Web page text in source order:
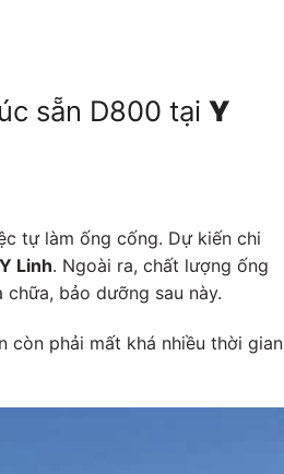
sẵn D800 tại Y
tự làm ống cống. Dự kiến chi
Y Linh. Ngoài ra, chất lượng ống
bảo dưỡng sau này.
còn phải mất khá nhiều thời gian